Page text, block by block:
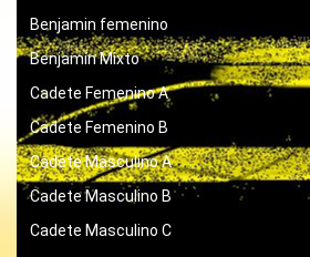
Benjamin femenino
Benjamín Mixto
Cadete Femenino A
Cadete Femenino B
Cadete Masculino A
Cadete Masculino B
Cadete Masculino C